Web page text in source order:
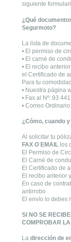
siguiente
¿Qué
Segurmoto?
La lista de
• El permiso de
• El carné de
• El recibo
el Certificado de
Para tu
• Nuestra página
• Fax al Nº: 93
• Correo
¿Cómo, cuando
Al solicitar tu
FAX O EMAILlos
El Permiso de
El Carné de
El Certificado de
El recibo anterior
En caso de
antirrobo
El envío lo debes
SI NO SE
COMPROBAR
La dirección de